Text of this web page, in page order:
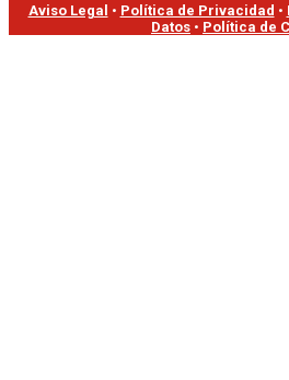
Aviso Legal • Política de Privacidad •
Datos • Política de